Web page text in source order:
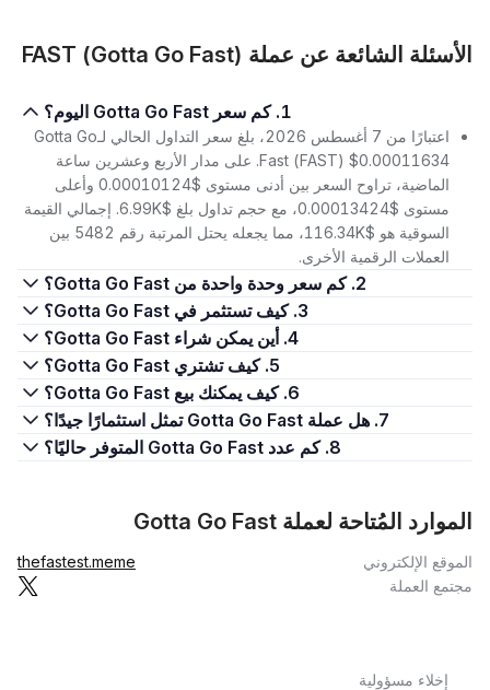
الأسئلة الشائعة عن عملة FAST (Gotta Go Fast)
1. كم سعر Gotta Go Fast اليوم؟
اعتبارًا من 7 أغسطس 2026، بلغ سعر التداول الحالي لـGotta Go
Fast (FAST) $0.00011634. على مدار الأربع وعشرين ساعة
الماضية، تراوح السعر بين أدنى مستوى $0.00010124 وأعلى
مستوى $0.00013424، مع حجم تداول بلغ $6.99K. إجمالي القيمة
السوقية هو $116.34K، مما يجعله يحتل المرتبة رقم 5482 بين
العملات الرقمية الأخرى.
2. كم سعر وحدة واحدة من Gotta Go Fast؟
3. كيف تستثمر في Gotta Go Fast؟
4. أين يمكن شراء Gotta Go Fast؟
5. كيف تشتري Gotta Go Fast؟
6. كيف يمكنك بيع Gotta Go Fast؟
7. هل عملة Gotta Go Fast تمثل استثمارًا جيدًا؟
8. كم عدد Gotta Go Fast المتوفر حاليًا؟
الموارد المُتاحة لعملة Gotta Go Fast
الموقع الإلكتروني
thefastest.meme
مجتمع العملة
إخلاء مسؤولية